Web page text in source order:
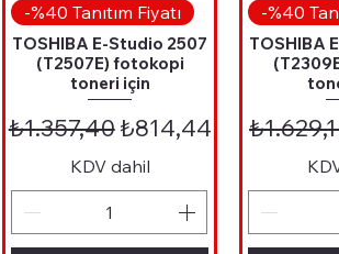
Hızlı Bakış
-%40 Tanıtım Fiyatı
TOSHIBA E-Studio 2507
(T2507E) fotokopi
toneri için
Normal Fiyat
₺1.357,40İndirimli Fiyat
₺814,44
KDV dahil
-%40
TOSHIBA
Normal